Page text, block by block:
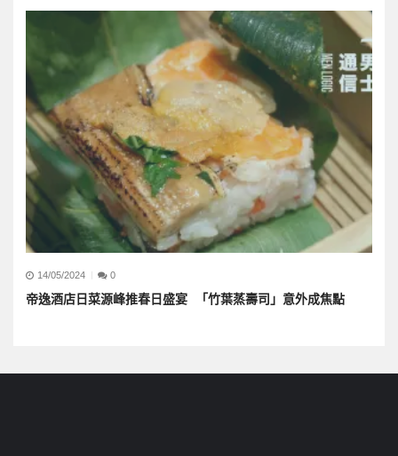
14/05/2024 0
帝逸酒店日菜源峰推春日盛宴 「竹葉蒸壽司」意外成焦點